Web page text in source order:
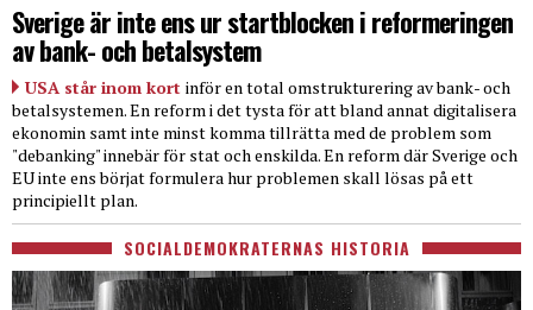
Sverige är inte ens ur startblocken i reformeringen
av bank- och betalsystem
USA står inom kort inför en total omstrukturering av bank- och
betalsystemen. En reform i det tysta för att bland annat digitalisera
ekonomin samt inte minst komma tillrätta med de problem som
"debanking" innebär för stat och enskilda. En reform där Sverige och
EU inte ens börjat formulera hur problemen skall lösas på ett
principiellt plan.
SOCIALDEMOKRATERNAS HISTORIA